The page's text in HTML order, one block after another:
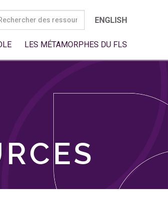
ENGLISH
LES MÉTAMORPHES DU FLS